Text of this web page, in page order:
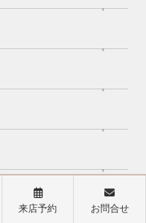
来店予約 お問合せ